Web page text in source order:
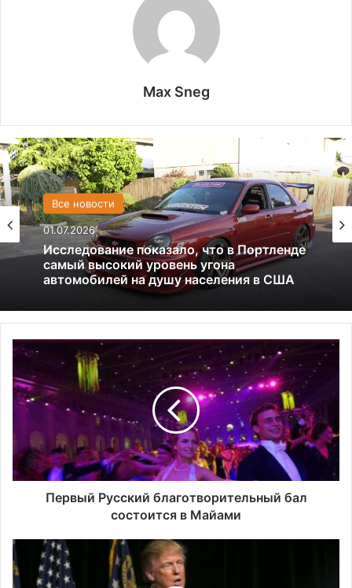
Max Sneg
США
13.06.2025
Америка имеет огромный избыток сыра
Первый
благотворительный
бал
Майами
Первый Русский благотворительный бал
состоится в Майами
Трамп
недоволен
расточительством